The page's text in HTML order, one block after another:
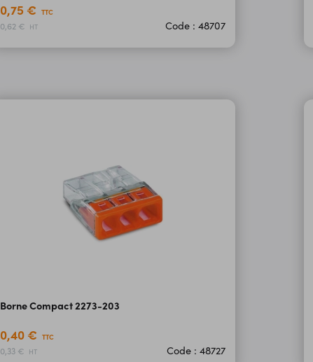
0,75 € TTC
0,62 € HT Code : 48707
Borne Compact 2273-203
0,40 € TTC
0,33 € HT Code : 48727